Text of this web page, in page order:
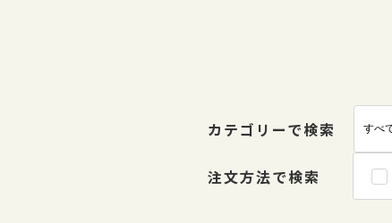
カテゴリーで検索
注文方法で検索